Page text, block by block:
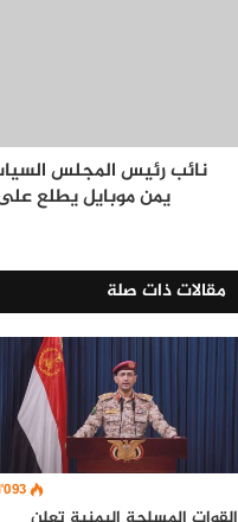
نائب رئيس المجلس
يمن موبايل يطلع
مقالات ذات صلة